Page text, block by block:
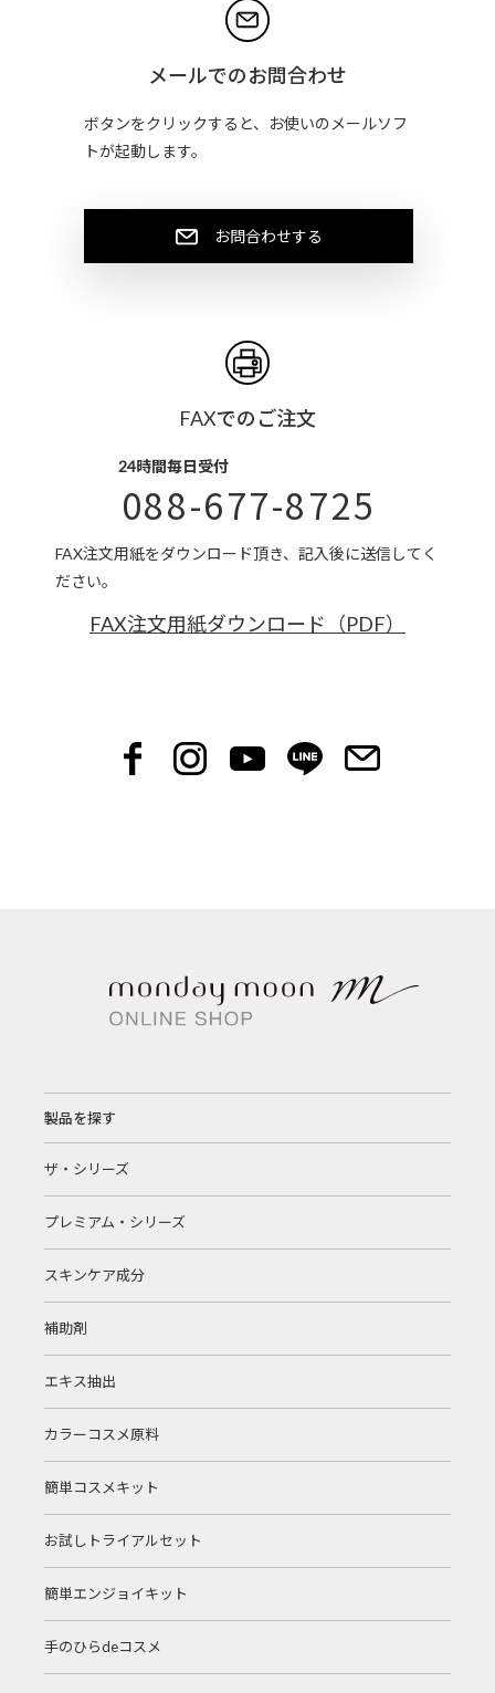
メールでのお問合わせ
ボタンをクリックすると、お使いのメールソフ
トが起動します。
お問合わせする
FAXでのご注文
24時間毎日受付
088-677-8725
FAX注文用紙をダウンロード頂き、記入後に送信してく
ださい。
FAX注文用紙ダウンロード（PDF）
製品を探す
ザ・シリーズ
プレミアム・シリーズ
スキンケア成分
補助剤
エキス抽出
カラーコスメ原料
簡単コスメキット
お試しトライアルセット
簡単エンジョイキット
手のひらdeコスメ